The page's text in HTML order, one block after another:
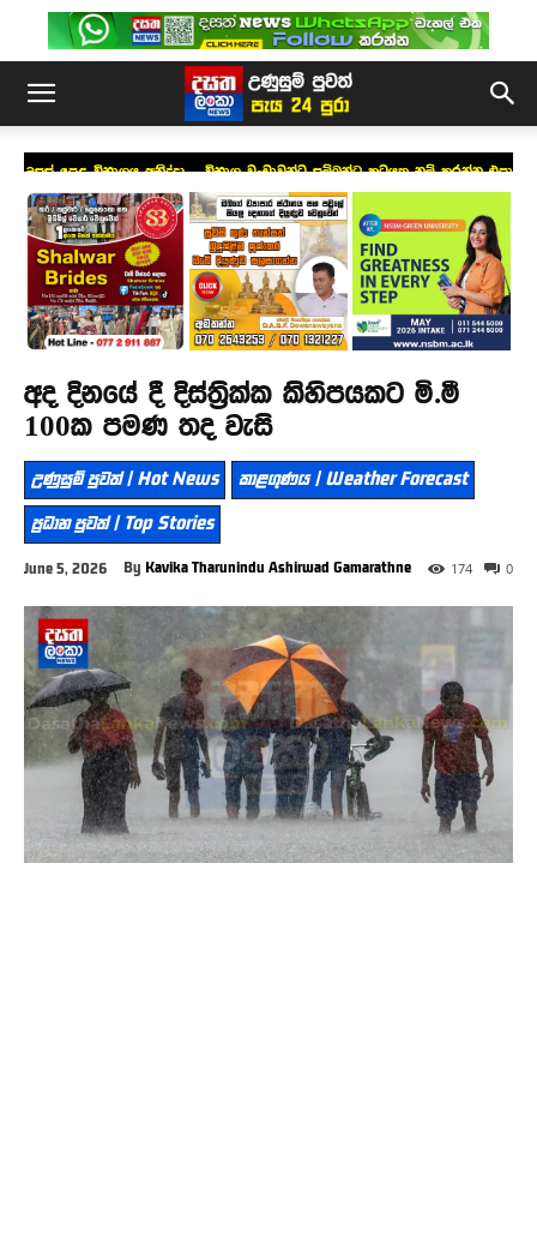
උසස් පෙළ විභාගය අනිද්දා – විභාග වංචාවන්ට සම්බන්ධ කටයුතු නම් කරන්න එපා
!
අද දිනයේ දී දිස්ත්‍රික්ක කිහිපයකට මි.මී
100ක පමණ තද වැසි
උණුසුම් පුවත් | Hot News
කාළගුණය | Weather Forecast
ප්‍රධාන පුවත් | Top Stories
June 5, 2026 By Kavika Tharunindu Ashirwad Gamarathne 0
174